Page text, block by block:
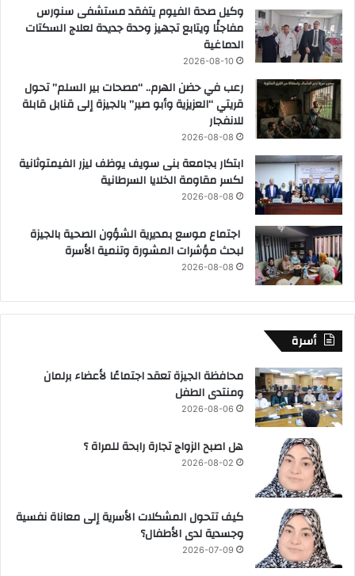
وكيل صحة الفيوم يتفقد مستشفى سنورس
مفاجئًا ويتابع تجهيز وحدة جديدة لعلاج السكتات
الدماغية
2026-08-10
رعب في حضن الهرم.. “مصحات بير السلم” تحول
قريتي “العزيزية وأبو صير” بالجيزة إلى قنابل قابلة
للانفجار
2026-08-08
ابتكار بجامعة بنى سويف يوظف ليزر الفيمتوثانية
لكسر مقاومة الخلايا السرطانية
2026-08-08
اجتماع موسع بمديرية الشؤون الصحية بالجيزة
لبحث مؤشرات المشورة وتنمية الأسرة
2026-08-08
أسرة
محافظة الجيزة تعقد اجتماعًا لأعضاء برلمان
ومنتدى الطفل
2026-08-06
هل اصبح الزواج تجارة رابحة للمراة ؟
2026-08-02
كيف تتحول المشكلات الأسرية إلى معاناة نفسية
وجسدية لدى الأطفال؟
2026-07-09